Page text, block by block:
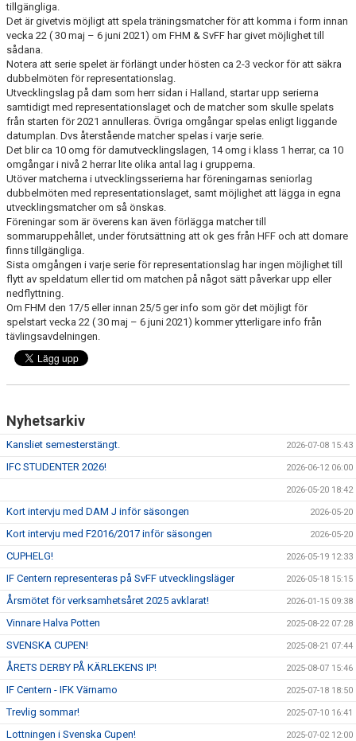
OM KLUBBEN
tillgängliga.
Det är givetvis möjligt att spela träningsmatcher för att komma i form innan
vecka 22 ( 30 maj – 6 juni 2021) om FHM & SvFF har givet möjlighet till
sådana.
Notera att serie spelet är förlängt under hösten ca 2-3 veckor för att säkra
dubbelmöten för representationslag.
Utvecklingslag på dam som herr sidan i Halland, startar upp serierna
samtidigt med representationslaget och de matcher som skulle spelats
från starten för 2021 annulleras. Övriga omgångar spelas enligt liggande
datumplan. Dvs återstående matcher spelas i varje serie.
Det blir ca 10 omg för damutvecklingslagen, 14 omg i klass 1 herrar, ca 10
omgångar i nivå 2 herrar lite olika antal lag i grupperna.
Utöver matcherna i utvecklingsserierna har föreningarnas seniorlag
dubbelmöten med representationslaget, samt möjlighet att lägga in egna
utvecklingsmatcher om så önskas.
Föreningar som är överens kan även förlägga matcher till
sommaruppehållet, under förutsättning att ok ges från HFF och att domare
finns tillgängliga.
Sista omgången i varje serie för representationslag har ingen möjlighet till
flytt av speldatum eller tid om matchen på något sätt påverkar upp eller
nedflyttning.
Om FHM den 17/5 eller innan 25/5 ger info som gör det möjligt för
spelstart vecka 22 ( 30 maj – 6 juni 2021) kommer ytterligare info från
tävlingsavdelningen.
Nyhetsarkiv
Kansliet semesterstängt. 2026-07-08 15:43
IFC STUDENTER 2026! 2026-06-12 06:00
2026-05-20 18:42
Kort intervju med DAM J inför säsongen 2026-05-20
Kort intervju med F2016/2017 inför säsongen 2026-05-20
CUPHELG! 2026-05-19 12:33
IF Centern representeras på SvFF utvecklingsläger 2026-05-18 15:15
Årsmötet för verksamhetsåret 2025 avklarat! 2026-01-15 09:38
Vinnare Halva Potten 2025-08-22 07:28
SVENSKA CUPEN! 2025-08-21 07:44
ÅRETS DERBY PÅ KÄRLEKENS IP! 2025-08-07 15:46
IF Centern - IFK Värnamo 2025-07-18 18:50
Trevlig sommar! 2025-07-10 16:41
Lottningen i Svenska Cupen! 2025-07-02 12:00